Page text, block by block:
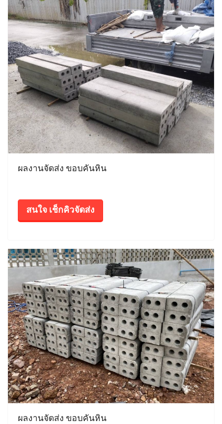
ผลงานจัดส่ง ขอบคันหิน
สนใจ เช็กคิวจัดส่ง
ผลงานจัดส่ง ขอบคันหิน